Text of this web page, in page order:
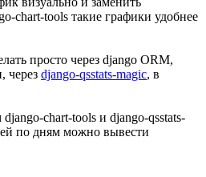
chart-tools такие графики удобнее
просто через django ORM,
через django-qsstats-magic, в
chart-tools и django-qsstats-
по дням можно вывести